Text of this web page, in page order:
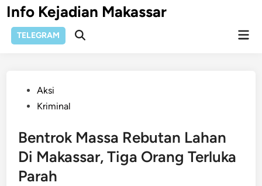
Skip
to
content
Info Kejadian Makassar
TELEGRAM
Open
PostedAksi
Kriminal
Bentrok Massa Rebutan Lahan
Di Makassar, Tiga Orang Terluka
Parah